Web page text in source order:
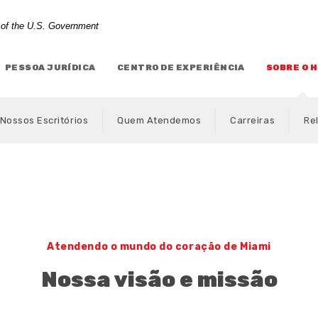
the U.S. Government
PESSOA JURÍDICA CENTRO DE EXPERIÊNCIA SOBRE O
Nossos Escritórios Quem Atendemos Carreiras
Atendendo o mundo do coração de Miami
Nossa visão e missão